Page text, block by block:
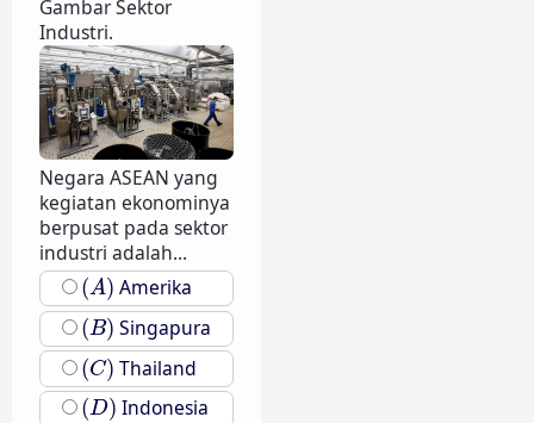
Gambar Sektor
Industri.
Negara ASEAN yang
kegiatan ekonominya
berpusat pada sektor
industri adalah...
(A)
(A) Amerika
(B)
(B) Singapura
(C)
(C) Thailand
(D)
(D) Indonesia